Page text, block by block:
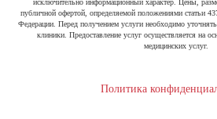
публичной офертой, определяемой положениями статьи
Федерации. Перед получением услуги необходимо
клиники. Предоставление услуг осуществляется на
медицинских услуг.
Политика